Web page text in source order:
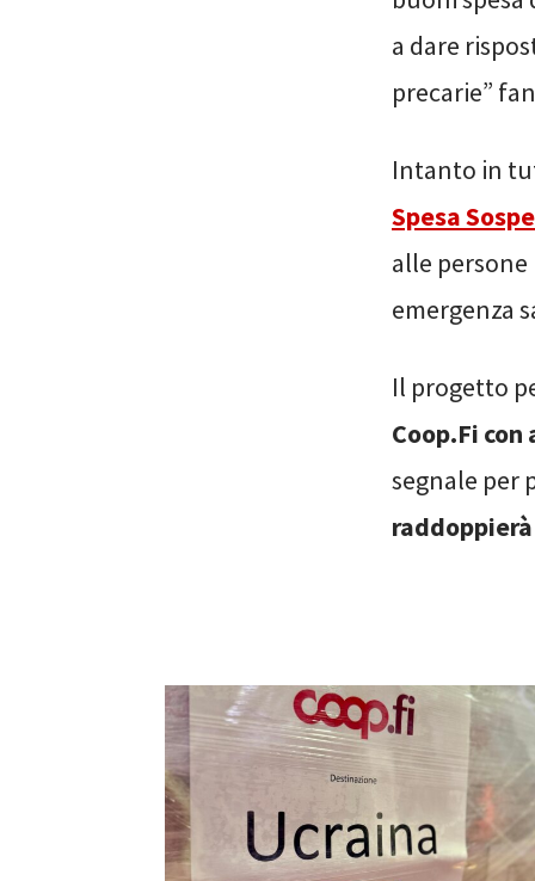
a dare
precarie”
Intanto in
Spesa
alle
emergenza
Il progetto
Coop.Fi
segnale per